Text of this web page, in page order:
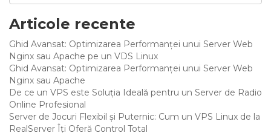
Articole recente
Ghid Avansat: Optimizarea Performanței unui Server Web
Nginx sau Apache pe un VDS Linux
Ghid Avansat: Optimizarea Performanței unui Server Web
Nginx sau Apache
De ce un VPS este Soluția Ideală pentru un Server de Radio
Online Profesional
Server de Jocuri Flexibil și Puternic: Cum un VPS Linux de la
RealServer Îți Oferă Control Total